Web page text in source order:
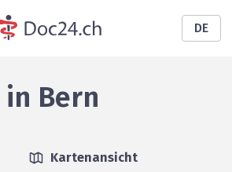
DE
in Bern
Kartenansicht